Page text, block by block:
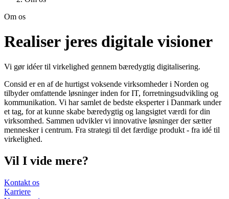
Om os
Realiser jeres digitale visioner
Vi gør idéer til virkelighed gennem bæredygtig digitalisering.
Consid er en af de hurtigst voksende virksomheder i Norden og
tilbyder omfattende løsninger inden for IT, forretningsudvikling og
kommunikation. Vi har samlet de bedste eksperter i Danmark under
et tag, for at kunne skabe bæredygtig og langsigtet værdi for din
virksomhed. Sammen udvikler vi innovative løsninger der sætter
mennesker i centrum. Fra strategi til det færdige produkt - fra idé til
virkelighed.
Vil I vide mere?
Kontakt os
Karriere